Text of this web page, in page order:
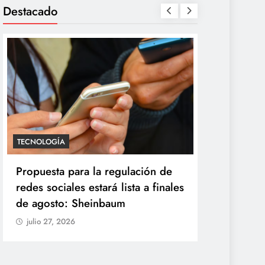
Destacado
confirma 33 casos de
y rechaza ser
del brote de diarrea
redes sociales